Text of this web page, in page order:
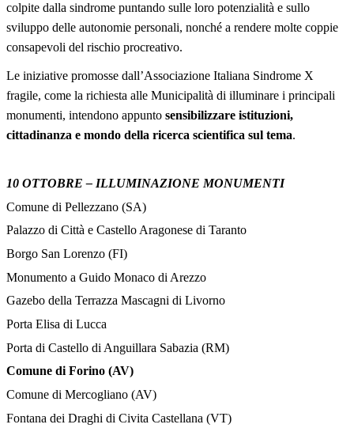
colpite dalla sindrome puntando sulle loro potenzialità e sullo
sviluppo delle autonomie personali, nonché a rendere molte coppie
consapevoli del rischio procreativo.
Le iniziative promosse dall’Associazione Italiana Sindrome X
fragile, come la richiesta alle Municipalità di illuminare i principali
monumenti, intendono appunto sensibilizzare istituzioni,
cittadinanza e mondo della ricerca scientifica sul tema.
10 OTTOBRE – ILLUMINAZIONE MONUMENTI
Comune di Pellezzano (SA)
Palazzo di Città e Castello Aragonese di Taranto
Borgo San Lorenzo (FI)
Monumento a Guido Monaco di Arezzo
Gazebo della Terrazza Mascagni di Livorno
Porta Elisa di Lucca
Porta di Castello di Anguillara Sabazia (RM)
Comune di Forino (AV)
Comune di Mercogliano (AV)
Fontana dei Draghi di Civita Castellana (VT)